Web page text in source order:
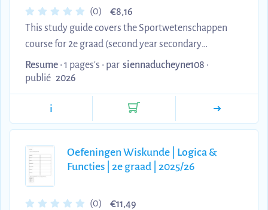
georganiseerd. (0) €8,16
This study guide covers the Sportwetenschappen
course for 2e graad (second year secondary
education). The material provides a structured
overview of key sports science concepts and topics
relevant to the curriculum. It's useful for organizing
your learning, preparing for exams, and
consolidating knowledge throughout the academic
Resume • 1 pages's • par siennaducheyne108 •
publié 2026
i
Oefeningen Wiskunde | Logica &
Functies | 2e graad | 2025/26
(0) €11,49